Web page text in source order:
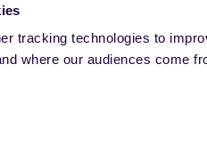
tracking technologies to
where our audiences come